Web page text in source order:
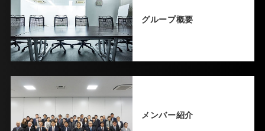
グループ概要
メンバー紹介